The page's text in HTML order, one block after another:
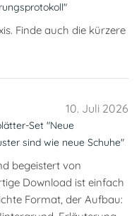
Finde auch die kürzere
10. Juli 2026
Set "Neue
sind wie neue Schuhe"
begeistert von
Download ist einfach
Format, der Aufbau: